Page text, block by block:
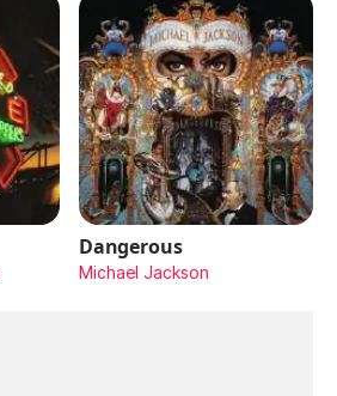
Dangerous
Michael Jackson